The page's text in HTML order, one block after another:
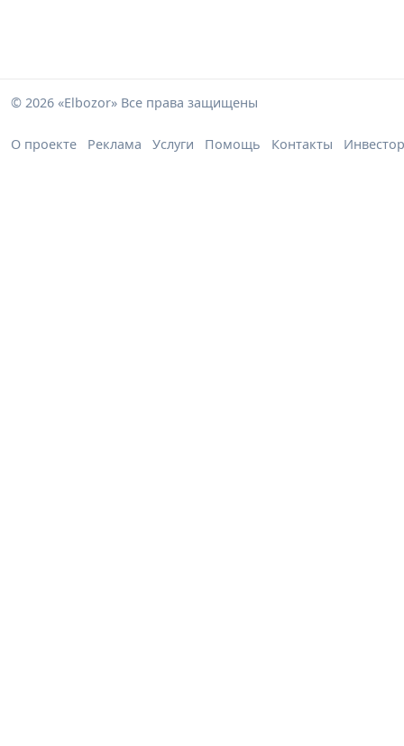
© 2026 «Elbozor» Все права защищены
О проекте Реклама Услуги Помощь Контакты